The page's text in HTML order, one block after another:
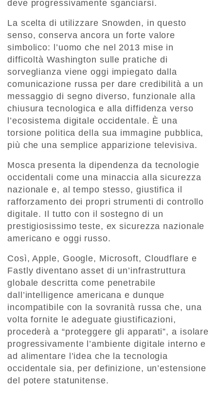
deve progressivamente sganciarsi.
La scelta di utilizzare Snowden, in questo
senso, conserva ancora un forte valore
simbolico: l’uomo che nel 2013 mise in
difficoltà Washington sulle pratiche di
sorveglianza viene oggi impiegato dalla
comunicazione russa per dare credibilità a un
messaggio di segno diverso, funzionale alla
chiusura tecnologica e alla diffidenza verso
l’ecosistema digitale occidentale. È una
torsione politica della sua immagine pubblica,
più che una semplice apparizione televisiva.
Mosca presenta la dipendenza da tecnologie
occidentali come una minaccia alla sicurezza
nazionale e, al tempo stesso, giustifica il
rafforzamento dei propri strumenti di controllo
digitale. Il tutto con il sostegno di un
prestigiosissimo teste, ex sicurezza nazionale
americano e oggi russo.
Così, Apple, Google, Microsoft, Cloudflare e
Fastly diventano asset di un’infrastruttura
globale descritta come penetrabile
dall’intelligence americana e dunque
incompatibile con la sovranità russa che, una
volta fornite le adeguate giustificazioni,
procederà a “proteggere gli apparati”, a isolare
progressivamente l’ambiente digitale interno e
ad alimentare l’idea che la tecnologia
occidentale sia, per definizione, un’estensione
del potere statunitense.